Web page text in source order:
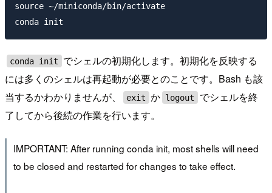
source ~/miniconda/bin/activate
conda init
でシェルの初期化します。初期化を反映する
には多くのシェルは再起動が必要とのことです。Bash も該
当するかわかりませんが、
exit か logout
でシェルを終
了してから後続の作業を行います。
IMPORTANT: After running conda init, most shells will need
to be closed and restarted for changes to take effect.